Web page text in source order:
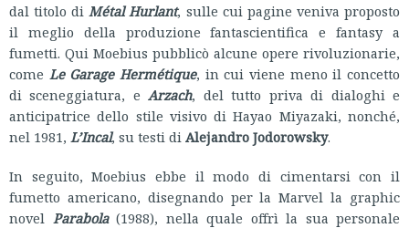
dal titolo di Métal Hurlant, sulle cui pagine veniva proposto
il meglio della produzione fantascientifica e fantasy a
fumetti. Qui Moebius pubblicò alcune opere rivoluzionarie,
come Le Garage Hermétique, in cui viene meno il concetto
di sceneggiatura, eArzach, del tutto priva di dialoghi e
anticipatrice dello stile visivo di Hayao Miyazaki, nonché,
nel 1981, L’Incal, su testi di Alejandro Jodorowsky.
In seguito, Moebius ebbe il modo di cimentarsi con il
fumetto americano, disegnando per la Marvel la graphic
novel Parabola(1988), nella quale offrì la sua personale